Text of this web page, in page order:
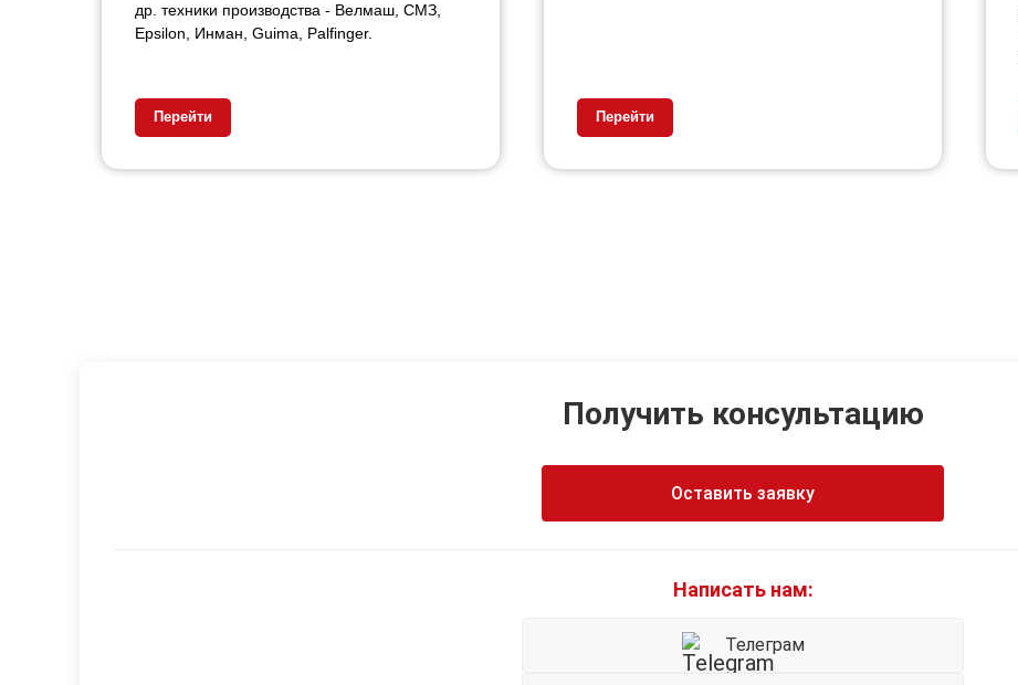
др. техники производства - Велмаш, СМЗ,
Epsilon, Инман, Guima, Palfinger.
Перейти Перейти
Получить консультацию
Оставить заявку
Написать нам:
Телеграм